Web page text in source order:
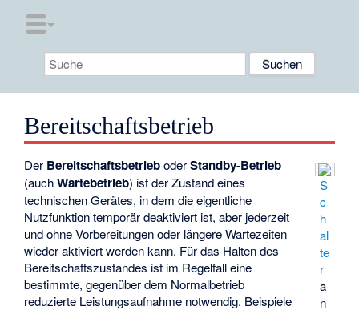
Bereitschaftsbetrieb
S
c
h
al
te
r
a
n
Der BereitschaftsbetrieboderStandby-Betrieb
(auchWartebetrieb) ist der Zustand eines
technischen Gerätes, in dem die eigentliche
Nutzfunktion temporär deaktiviert ist, aber jederzeit
und ohne Vorbereitungen oder längere Wartezeiten
wieder aktiviert werden kann. Für das Halten des
Bereitschaftszustandes ist im Regelfall eine
bestimmte, gegenüber dem Normalbetrieb
reduzierte Leistungsaufnahme notwendig. Beispiele